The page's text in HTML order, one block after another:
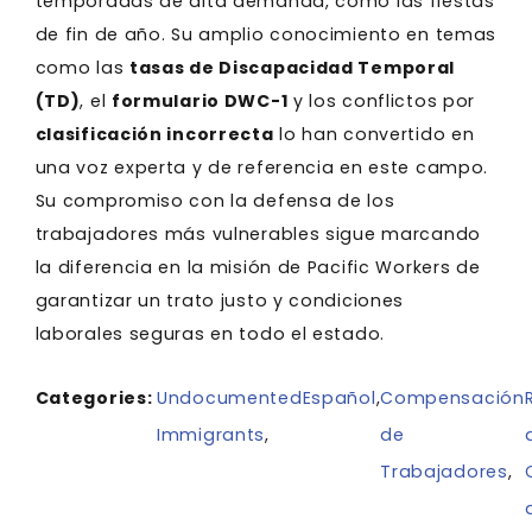
de fin de año. Su amplio conocimiento en temas
como las tasas de Discapacidad Temporal
(TD), el formulario DWC-1 y los conflictos por
clasificación incorrecta lo han convertido en
una voz experta y de referencia en este campo.
Su compromiso con la defensa de los
trabajadores más vulnerables sigue marcando
la diferencia en la misión de Pacific Workers de
garantizar un trato justo y condiciones
laborales seguras en todo el estado.
Categories:Undocumented
Immigrants,
Español,Compensación
de
Trabajadores,